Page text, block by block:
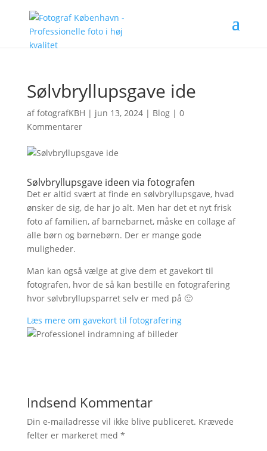
Sølvbryllupsgave ide
affotografKBH | jun 13, 2024| Blog| 0
Kommentarer
Sølvbryllupsgave ideen via fotografen
Det er altid svært at finde en sølvbryllupsgave, hvad
ønsker de sig, de har jo alt. Men har det et nyt frisk
foto af familien, af barnebarnet, måske en collage af
alle børn og børnebørn. Der er mange gode
muligheder.
Man kan også vælge at give dem et gavekort til
fotografen, hvor de så kan bestille en fotografering
hvor sølvbryllupsparret selv er med på 🙂
Læs mere om gavekort til fotografering
Indsend Kommentar
Din e-mailadresse vil ikke blive publiceret. Krævede
felter er markeret med *